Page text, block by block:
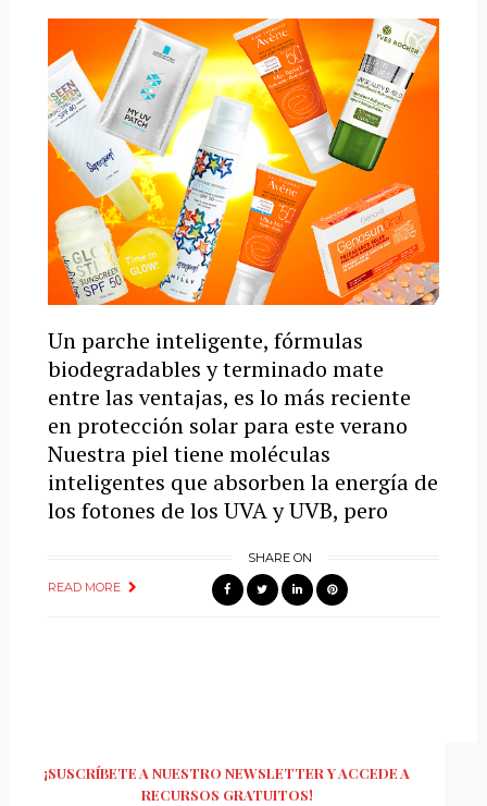
Un parche inteligente, fórmulas
biodegradables y terminado mate
entre las ventajas, es lo más reciente
en protección solar para este verano
Nuestra piel tiene moléculas
inteligentes que absorben la energía de
los fotones de los UVA y UVB, pero
READ MORE
SHARE ON
¡SUSCRÍBETE A NUESTRO NEWSLETTER Y ACCEDE A
RECURSOS GRATUITOS!